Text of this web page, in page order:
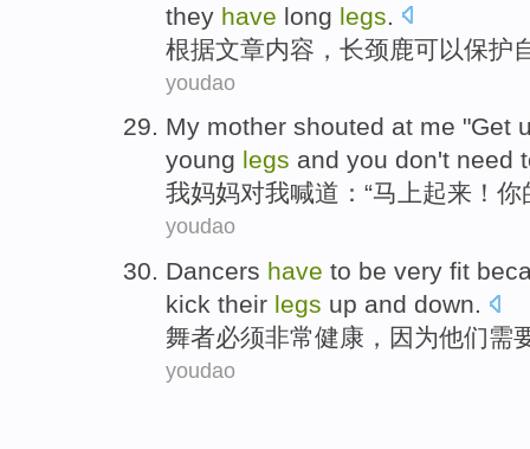
they have long legs
根据文章内容，长颈鹿可以保护
youdao
My mother shouted at me "Get
young legs and you don't need
我妈妈对我喊道：“马上起来！
youdao
Dancers have to be very fit
kick their legs up and down.
舞者必须非常健康，因为他们需
youdao